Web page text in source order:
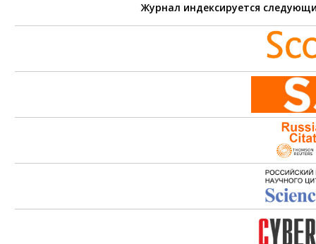
Журнал индексируется